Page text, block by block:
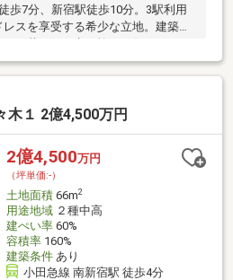
歩7分、新宿駅徒歩10分。3駅利用
スを享受する希少な立地。建築条
の暮らしを考え抜いた住まいをご
木１ 2億4,500万円
2億4,500万円
（坪単価:-）
土地面積66m2
用途地域２種中高
建ぺい率60%
容積率160%
建築条件あり
小田急線 南新宿駅 徒歩4分